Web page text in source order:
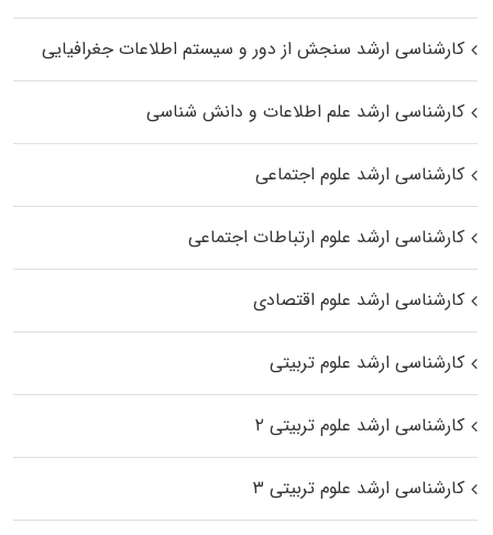
کارشناسی ارشد سنجش از دور و سیستم اطلاعات جغرافیایی
کارشناسی ارشد علم اطلاعات و دانش شناسی
کارشناسی ارشد علوم اجتماعی
کارشناسی ارشد علوم ارتباطات اجتماعی
کارشناسی ارشد علوم اقتصادی
کارشناسی ارشد علوم تربیتی
کارشناسی ارشد علوم تربیتی ۲
کارشناسی ارشد علوم تربیتی ۳